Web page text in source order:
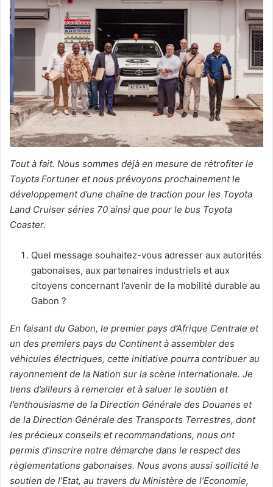
Tout à fait. Nous sommes déjà en mesure de rétrofiter le
Toyota Fortuner et nous prévoyons prochainement le
développement d’une chaîne de traction pour les Toyota
Land Cruiser séries 70 ainsi que pour le bus Toyota
Coaster.
Quel message souhaitez-vous adresser aux autorités
gabonaises, aux partenaires industriels et aux
citoyens concernant l’avenir de la mobilité durable au
Gabon ?
En faisant du Gabon, le premier pays d’Afrique Centrale et
un des premiers pays du Continent à assembler des
véhicules électriques, cette initiative pourra contribuer au
rayonnement de la Nation sur la scène internationale. Je
tiens d’ailleurs à remercier et à saluer le soutien et
l’enthousiasme de la Direction Générale des Douanes et
de la Direction Générale des Transports Terrestres, dont
les précieux conseils et recommandations, nous ont
permis d’inscrire notre démarche dans le respect des
règlementations gabonaises. Nous avons aussi sollicité le
soutien de l’Etat, au travers du Ministère de l’Economie,